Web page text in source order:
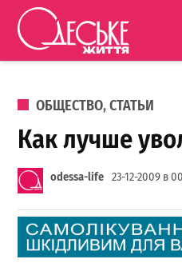
Перейти к содержанию
ОПУБЛИКОВАНО В
ОБЩЕСТВО,СТАТЬИ
Как лучше
odessa-life 23-12-2009 в